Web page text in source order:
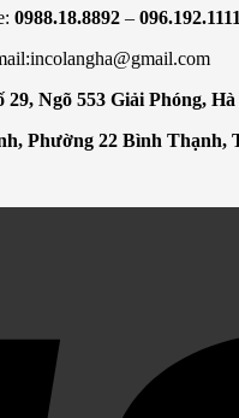
0988.18.8892 – 096.192.1111
29, Ngõ 553 Giải Phóng,
Phường 22 Bình Thạnh,